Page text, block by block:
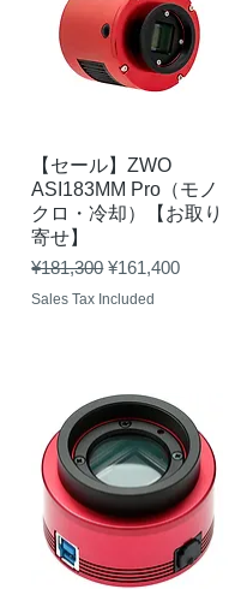
Quick View
【セール】ZWO
ASI183MM Pro（モノ
クロ・冷却）【お取り
寄せ】
Regular Price
¥181,300 Sale Price
¥161,400
Sales Tax Included